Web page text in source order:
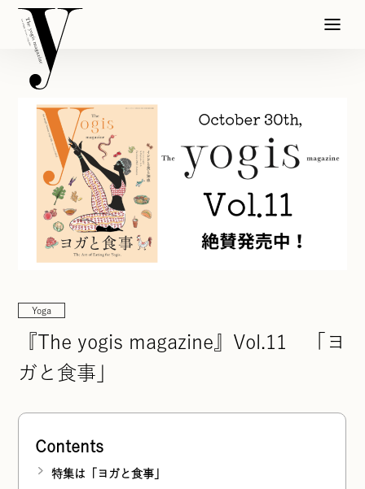
Yoga
『The yogis magazine』Vol.11 「ヨ
ガと食事」
Contents
特集は「ヨガと食事」